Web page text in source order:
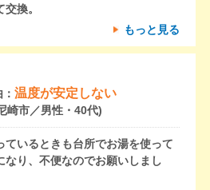
換。
もっと見る
温度が安定しない
崎市／男性・40代)
ているときも台所でお湯を使って
なり、不便なのでお願いしまし